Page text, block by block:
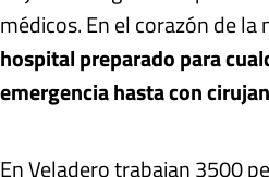
médicos. En el corazón de la
hospital preparado para
emergencia hasta con
En Veladero trabajan 3500